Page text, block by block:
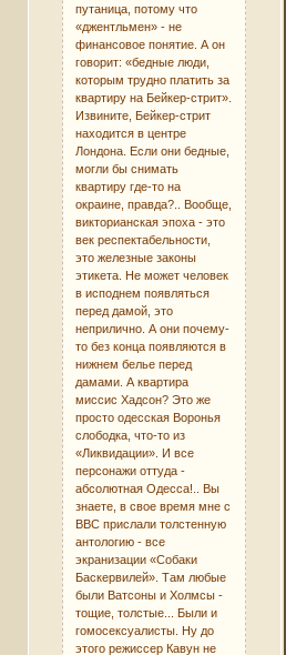
путаница, потому что
«джентльмен» - не
финансовое понятие. А он
говорит: «бедные люди,
которым трудно платить за
квартиру на Бейкер-стрит».
Извините, Бейкер-стрит
находится в центре
Лондона. Если они бедные,
могли бы снимать
квартиру где-то на
окраине, правда?.. Вообще,
викторианская эпоха - это
век респектабельности,
это железные законы
этикета. Не может человек
в исподнем появляться
перед дамой, это
неприлично. А они почему-
то без конца появляются в
нижнем белье перед
дамами. А квартира
миссис Хадсон? Это же
просто одесская Воронья
слободка, что-то из
«Ликвидации». И все
персонажи оттуда -
абсолютная Одесса!.. Вы
знаете, в свое время мне с
ВВС прислали толстенную
антологию - все
экранизации «Собаки
Баскервилей». Там любые
были Ватсоны и Холмсы -
тощие, толстые... Были и
гомосексуалисты. Ну до
этого режиссер Кавун не